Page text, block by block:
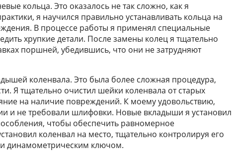
кольца. Это оказалось не так сложно, как я
я научился правильно устанавливать кольца на
В процессе работы я применял специальные
хрупкие детали. После замены колец я тщательно
поршней, убедившись, что они не затрудняют
коленвала. Это была более сложная процедура,
Я тщательно очистил шейки коленвала от старых
на наличие повреждений. К моему удовольствию,
и не требовали шлифовки. Новые вкладыши я установил
чтобы обеспечить равномерное
коленвал на место, тщательно контролируя его
динамометрическим ключом.